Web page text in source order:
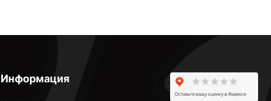
Информация